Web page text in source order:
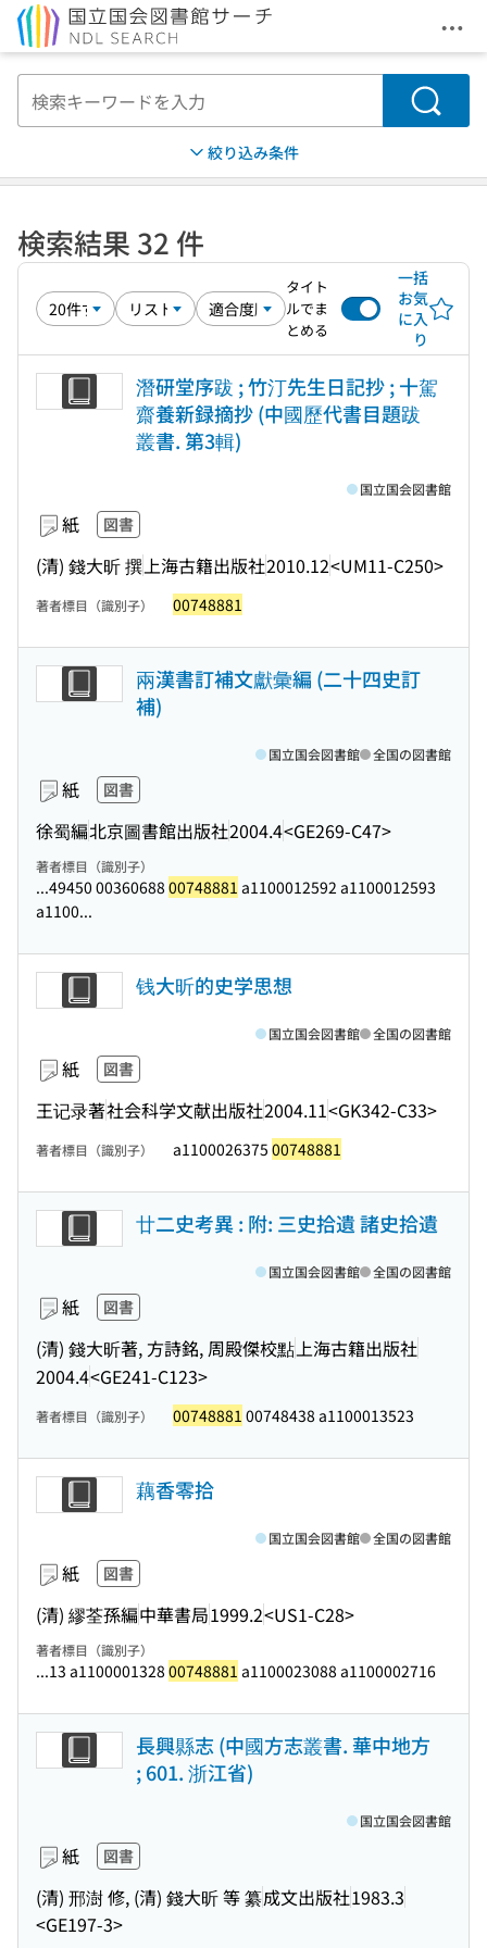
メ
検索
絞り込み条件
検索結果 32 件
タイト
ルでま
とめる
一括
お気
に入
り
潛研堂序跋 ; 竹汀先生日記抄 ; 十駕
齋養新録摘抄 (中國歷代書目題跋
叢書. 第3輯)
紙 図書
(清) 錢大昕 撰 上海古籍出版社2010.12<UM11-C250>
国立国会図書館
著者標目（識別子） 00748881
兩漢書訂補文獻彙編 (二十四史訂
補)
紙 図書
徐蜀編北京圖書館出版社2004.4<GE269-C47>
国立国会図書館 全国の図書館
著者標目（識別子）
...49450 00360688 00748881 a1100012592 a1100012593
a1100...
钱大昕的史学思想
紙 図書
王记录著社会科学文献出版社2004.11<GK342-C33>
国立国会図書館 全国の図書館
著者標目（識別子） a1100026375 00748881
廿二史考異 : 附: 三史拾遺 諸史拾遺
紙 図書
(清) 錢大昕著, 方詩銘, 周殿傑校點 上海古籍出版社
2004.4<GE241-C123>
国立国会図書館 全国の図書館
著者標目（識別子） 00748881 00748438 a1100013523
藕香零拾
紙 図書
(清) 繆荃孫編中華書局1999.2<US1-C28>
国立国会図書館 全国の図書館
著者標目（識別子）
...13 a1100001328 00748881 a1100023088 a1100002716
長興縣志 (中國方志叢書. 華中地方
; 601. 浙江省)
紙 図書
(清) 邢澍 修, (清) 錢大昕 等 纂成文出版社1983.3
<GE197-3>
国立国会図書館